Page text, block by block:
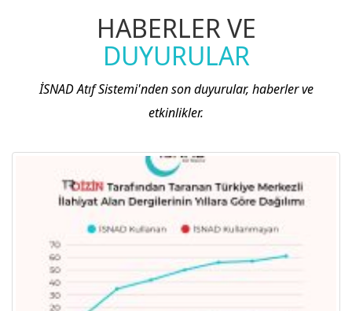
HABERLER VE
DUYURULAR
İSNAD Atıf Sistemi'nden son duyurular, haberler ve
etkinlikler.